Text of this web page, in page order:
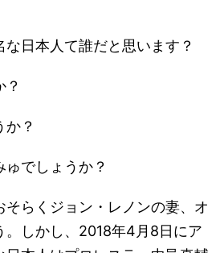
日本人て誰だと思います？
？
？
でしょうか？
そらくジョン・レノンの妻、オ
。しかし、2018年4月8日にア